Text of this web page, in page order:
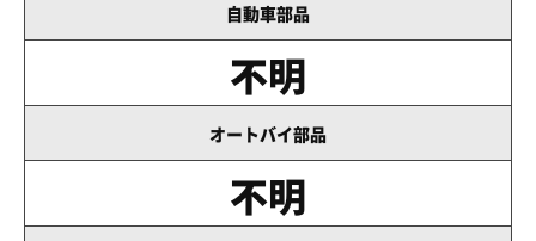
自動車部品
不明
オートバイ部品
不明